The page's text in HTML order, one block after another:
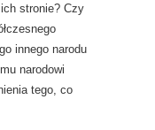
stronie? Czy
innego narodu
narodowi
tego, co